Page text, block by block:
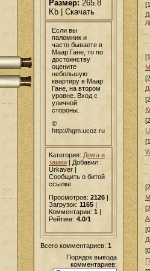
Размер: 265.8
Kb | Скачать
Если вы
паломник и
часто бываете в
Маар Гане, то по
достоинству
оцените
небольшую
квартиру в Маар
Гане, на втором
уровне. Вход с
уличной
стороны.
©
http://hgm.ucoz.ru
Категория: Дома и
замки | Добавил :
Urkaver |
Сообщить о битой
ссылке
Просмотров: 2126
Загрузок: 1165
Комментарии: 1
Рейтинг: 4.0/1
Всего комментариев: 1
Порядок вывода
комментариев: